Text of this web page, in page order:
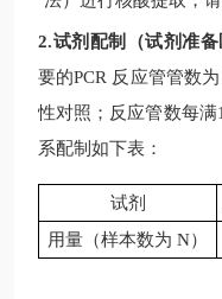
2.试剂配制（试剂准备
要的PCR 反应管管数为
性对照；反应管数每满
系配制如下表：
试剂
用量（样本数为 N）